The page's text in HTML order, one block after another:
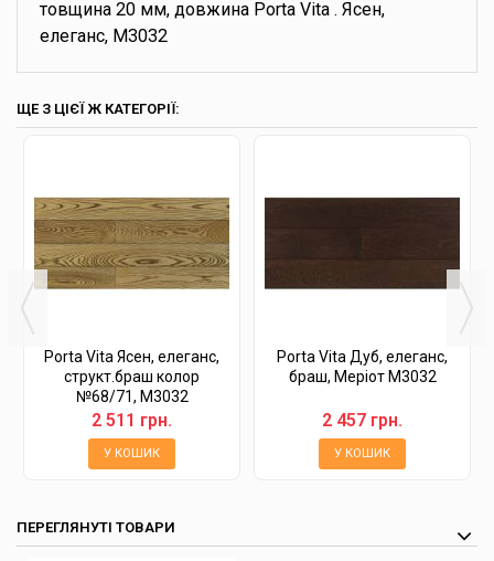
товщина 20 мм, довжина Porta Vita . Ясен,
елеганс, М3032
ЩЕ З ЦІЄЇ Ж КАТЕГОРІЇ:
Porta Vita Ясен, елеганс,
структ.браш колор
№68/71, М3032
2 511 грн.
У КОШИК
Porta Vita Дуб, елеганс,
браш, Меріот М3032
2 457 грн.
У КОШИК
ПЕРЕГЛЯНУТІ ТОВАРИ